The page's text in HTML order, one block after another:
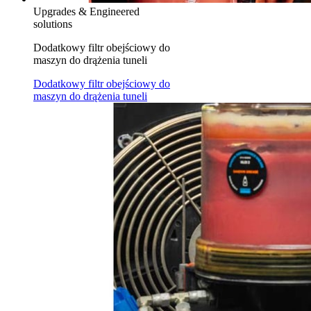
Upgrades & Engineered
solutions
Dodatkowy filtr obejściowy do
maszyn do drążenia tuneli
Dodatkowy filtr obejściowy do
maszyn do drążenia tuneli